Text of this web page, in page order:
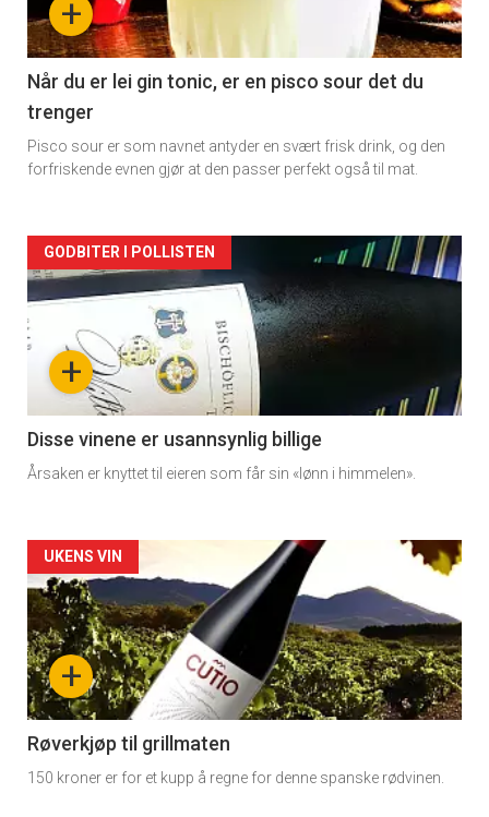
-
2
+
Når du er lei gin tonic, er en pisco sour det du
trenger
Pisco sour er som navnet antyder en svært frisk drink, og den
forfriskende evnen gjør at den passer perfekt også til mat.
Forsiden
akkurat
nå
3
+
GODBITER I POLLISTEN
Disse vinene er usannsynlig billige
Årsaken er knyttet til eieren som får sin «lønn i himmelen».
Forsiden
akkurat
nå
-
4
+
UKENS VIN
Røverkjøp til grillmaten
150 kroner er for et kupp å regne for denne spanske rødvinen.